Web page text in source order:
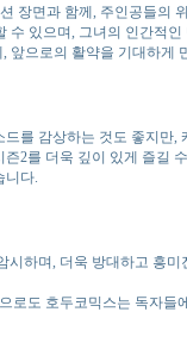
장면과 함께, 주인공들의
있으며, 그녀의 인간적인
앞으로의 활약을 기대하게
를 감상하는 것도 좋지
2를 더욱 깊이 있게 즐
다.
하며, 더욱 방대하고 흥
도 호두코믹스는 독자